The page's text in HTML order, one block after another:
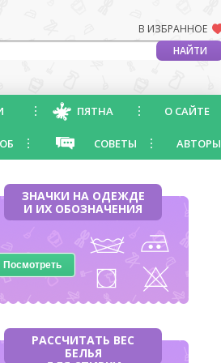
В ИЗБРАННОЕ
ПЯТНА О САЙТЕ
СОВЕТЫ АВТОРЫ
ЗНАЧКИ НА ОДЕЖДЕ
И ИХ ОБОЗНАЧЕНИЯ
Посмотреть
РАССЧИТАТЬ ВЕС
БЕЛЬЯ